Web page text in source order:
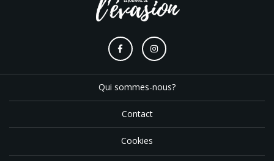
Qui sommes-nous?
Contact
Cookies